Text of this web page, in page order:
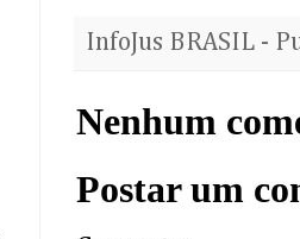
InfoJus BRASIL -
Nenhum
Postar um